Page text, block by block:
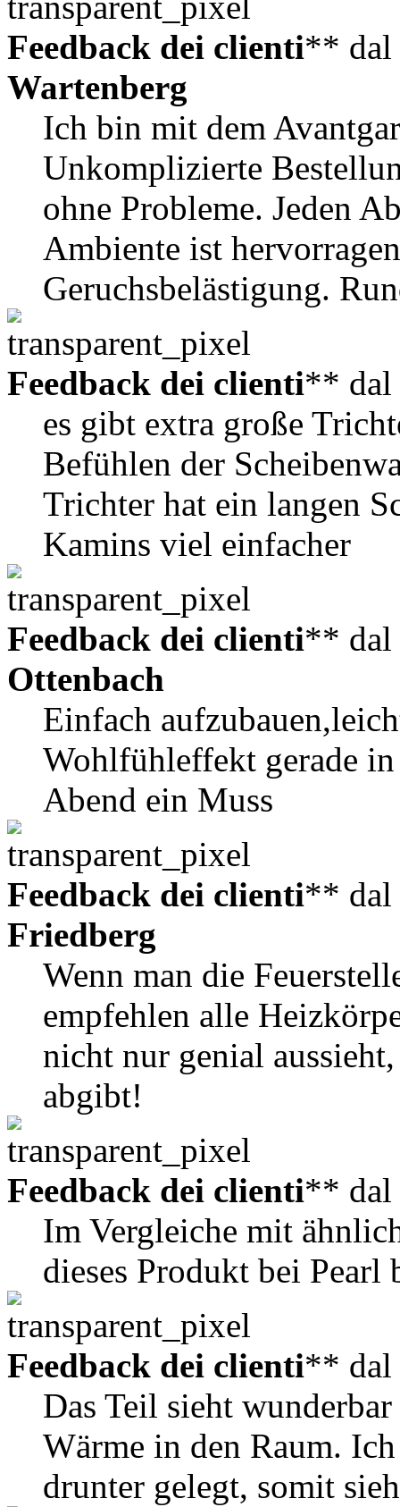
Feedback dei clienti** dal
Wartenberg
Ich bin mit dem
Unkomplizierte
ohne Probleme. Jeden
Ambiente ist
Geruchsbelästigung.
Feedback dei clienti** dal
es gibt extra große
Befühlen der
Trichter hat ein langen
Kamins viel einfacher
Feedback dei clienti** dal
Ottenbach
Einfach
Wohlfühleffekt gerade
Abend ein Muss
Feedback dei clienti** dal
Friedberg
Wenn man die
empfehlen alle
nicht nur genial
abgibt!
Feedback dei clienti** dal
Im Vergleiche mit
dieses Produkt bei Pearl
Feedback dei clienti** dal
Das Teil sieht
Wärme in den Raum.
drunter gelegt, somit